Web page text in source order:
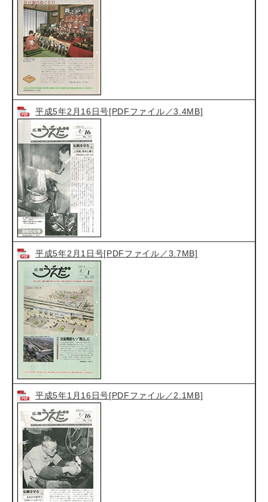
平成5年2月16日号[PDFファイル／3.4MB]
平成5年2月1日号[PDFファイル／3.7MB]
平成5年1月16日号[PDFファイル／2.1MB]